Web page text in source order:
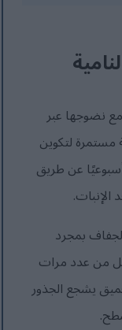
مع نضوجها عبر
مستمرة لتكوين
عن طريق
الإنبات.
بمجرد
من عدد مرات
يشجع الجذور